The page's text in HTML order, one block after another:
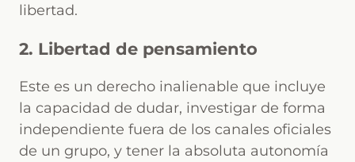
libertad.
2. Libertad de pensamiento
Este es un derecho inalienable que incluye
la capacidad de dudar, investigar de forma
independiente fuera de los canales oficiales
de un grupo, y tener la absoluta autonomía